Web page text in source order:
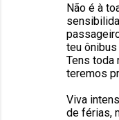
Não é à
teu ônibus
Tens toda
teremos
Viva
de férias,